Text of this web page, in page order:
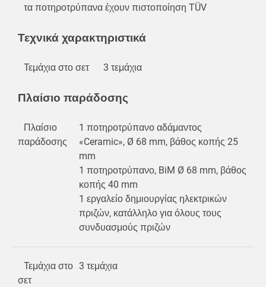
τα ποτηροτρύπανα έχουν πιστοποίηση TÜV
Τεχνικά χαρακτηριστικά
Τεμάχια στο σετ 3 τεμάχια
Πλαίσιο παράδοσης
Πλαίσιο
παράδοσης
1 ποτηροτρύπανο αδάμαντος
«Ceramic», Ø 68 mm, βάθος κοπής 25
mm
1 ποτηροτρύπανο, BiM Ø 68 mm, βάθος
κοπής 40 mm
1 εργαλείο δημιουργίας ηλεκτρικών
πριζών, κατάλληλο για όλους τους
συνδυασμούς πριζών
Τεμάχια στο
σετ
3 τεμάχια